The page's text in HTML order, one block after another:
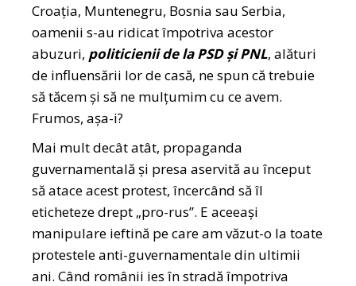
Croația, Muntenegru, Bosnia sau Serbia,
oamenii s-au ridicat împotriva acestor
abuzuri, politicienii de la PSD și PNL, alături
de influensării lor de casă, ne spun că trebuie
să tăcem și să ne mulțumim cu ce avem.
Frumos, așa-i?
Mai mult decât atât, propaganda
guvernamentală și presa aservită au început
să atace acest protest, încercând să îl
eticheteze drept „pro-rus”. E aceeași
manipulare ieftină pe care am văzut-o la toate
protestele anti-guvernamentale din ultimii
ani. Când românii ies în stradă împotriva